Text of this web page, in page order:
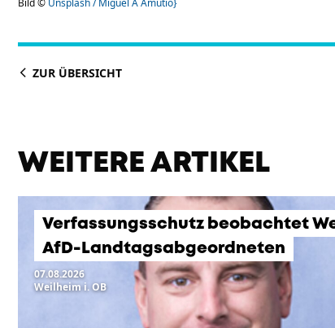
ZUR ÜBERSICHT
WEITERE ARTIKEL
Verfassungsschutz beobachtet
AfD-Landtagsabgeordneten
07.08.2026
Weilheim i. OB